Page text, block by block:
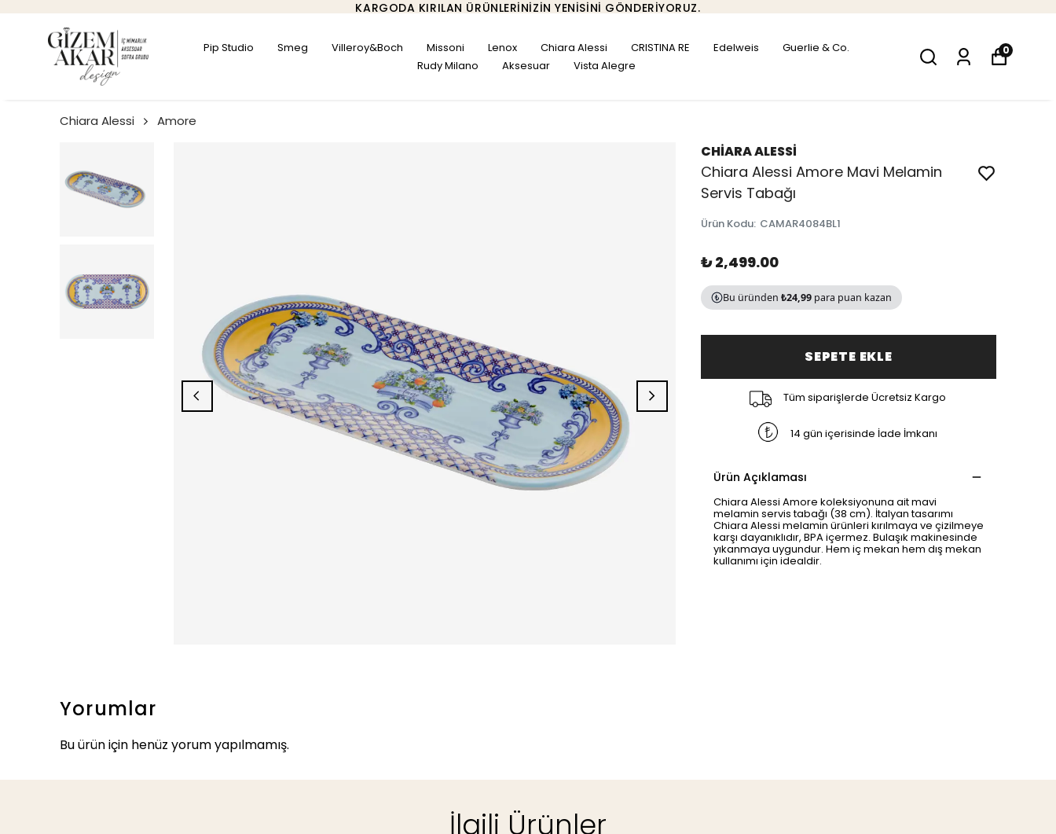
KARGODA KIRILAN ÜRÜNLERINIZIN YENISINI GÖNDERIYORUZ.
Pip Studio Smeg Villeroy&Boch Missoni Lenox Chiara Alessi CRISTINA RE Edelweis
Guerlie & Co.
Rudy Milano
Aksesuar Vista Alegre
0
Chiara Alessi Amore
CHİARA ALESSİ
Chiara Alessi Amore Mavi Melamin
Servis Tabağı
Ürün Kodu: CAMAR4084BL1
₺ 2,499.00
Bu üründen ₺24,99 para puan kazan
SEPETE EKLE
Tüm siparişlerde Ücretsiz Kargo
14 gün içerisinde İade İmkanı
Ürün Açıklaması
Chiara Alessi Amore koleksiyonuna ait mavi
melamin servis tabağı (38 cm). İtalyan tasarımı
Chiara Alessi melamin ürünleri kırılmaya ve çizilmeye
karşı dayanıklıdır, BPA içermez. Bulaşık makinesinde
yıkanmaya uygundur. Hem iç mekan hem dış mekan
kullanımı için idealdir.
Yorumlar
Bu ürün için henüz yorum yapılmamış.
İlgili Ürünler